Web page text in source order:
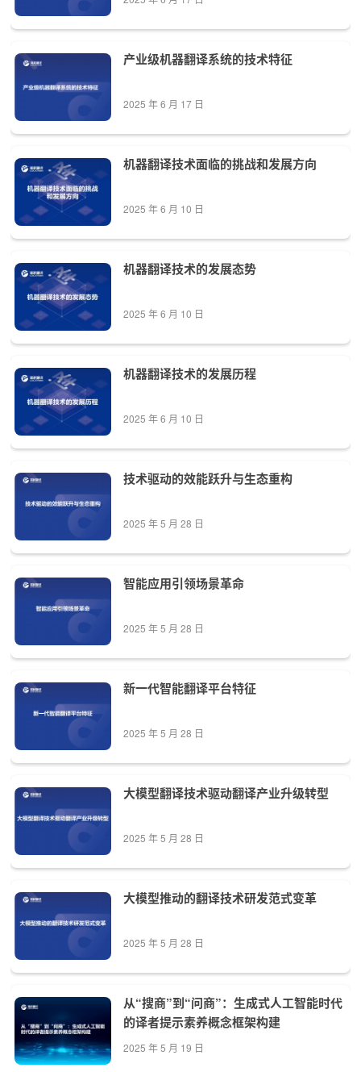
产业级机器翻译系统的技术特征
2025 年 6 月 17 日
机器翻译技术面临的挑战和发展方向
2025 年 6 月 10 日
机器翻译技术的发展态势
2025 年 6 月 10 日
机器翻译技术的发展历程
2025 年 6 月 10 日
技术驱动的效能跃升与生态重构
2025 年 5 月 28 日
智能应用引领场景革命
2025 年 5 月 28 日
新一代智能翻译平台特征
2025 年 5 月 28 日
大模型翻译技术驱动翻译产业升级转型
2025 年 5 月 28 日
大模型推动的翻译技术研发范式变革
2025 年 5 月 28 日
从“搜商”到“问商”：生成式人工智能时代
的译者提示素养概念框架构建
2025 年 5 月 19 日